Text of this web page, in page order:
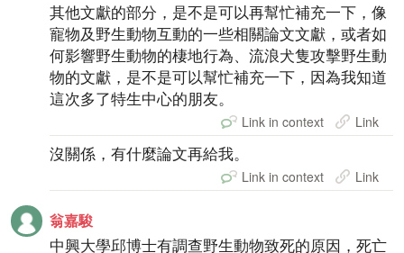
其他文獻的部分，是不是可以再幫忙補充一下，像
寵物及野生動物互動的一些相關論文文獻，或者如
何影響野生動物的棲地行為、流浪犬隻攻擊野生動
物的文獻，是不是可以幫忙補充一下，因為我知道
這次多了特生中心的朋友。
Link in context Link
沒關係，有什麼論文再給我。
Link in context Link
翁嘉駿
中興大學邱博士有調查野生動物致死的原因，死亡